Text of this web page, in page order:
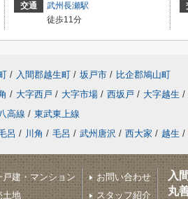
交通
武州長瀬駅
徒歩11分
/ 入間郡越生町 / 坂戸市 / 比企郡鳩山町
/ 大字西戸 / 大字市場 / 西坂戸 / 大字越生 /
高線 / 東武東上線
呂 / 川角 / 毛呂 / 武州唐沢 / 西大家 / 越生 /
戸建・マンション
土地
お問い合わせ
スタッフ紹介
入
丸